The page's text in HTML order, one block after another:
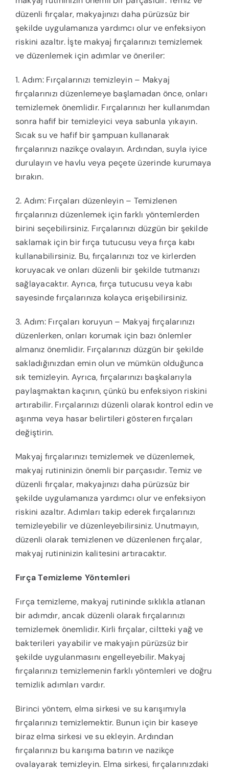
düzenli fırçalar, makyajınızı daha pürüzsüz bir
şekilde uygulamanıza yardımcı olur ve enfeksiyon
riskini azaltır. İşte makyaj fırçalarınızı temizlemek
ve düzenlemek için adımlar ve öneriler:
1. Adım: Fırçalarınızı temizleyin – Makyaj
fırçalarınızı düzenlemeye başlamadan önce, onları
temizlemek önemlidir. Fırçalarınızı her kullanımdan
sonra hafif bir temizleyici veya sabunla yıkayın.
Sıcak su ve hafif bir şampuan kullanarak
fırçalarınızı nazikçe ovalayın. Ardından, suyla iyice
durulayın ve havlu veya peçete üzerinde kurumaya
bırakın.
2. Adım: Fırçaları düzenleyin – Temizlenen
fırçalarınızı düzenlemek için farklı yöntemlerden
birini seçebilirsiniz. Fırçalarınızı düzgün bir şekilde
saklamak için bir fırça tutucusu veya fırça kabı
kullanabilirsiniz. Bu, fırçalarınızı toz ve kirlerden
koruyacak ve onları düzenli bir şekilde tutmanızı
sağlayacaktır. Ayrıca, fırça tutucusu veya kabı
sayesinde fırçalarınıza kolayca erişebilirsiniz.
3. Adım: Fırçaları koruyun – Makyaj fırçalarınızı
düzenlerken, onları korumak için bazı önlemler
almanız önemlidir. Fırçalarınızı düzgün bir şekilde
sakladığınızdan emin olun ve mümkün olduğunca
sık temizleyin. Ayrıca, fırçalarınızı başkalarıyla
paylaşmaktan kaçının, çünkü bu enfeksiyon riskini
artırabilir. Fırçalarınızı düzenli olarak kontrol edin ve
aşınma veya hasar belirtileri gösteren fırçaları
değiştirin.
Makyaj fırçalarınızı temizlemek ve düzenlemek,
makyaj rutininizin önemli bir parçasıdır. Temiz ve
düzenli fırçalar, makyajınızı daha pürüzsüz bir
şekilde uygulamanıza yardımcı olur ve enfeksiyon
riskini azaltır. Adımları takip ederek fırçalarınızı
temizleyebilir ve düzenleyebilirsiniz. Unutmayın,
düzenli olarak temizlenen ve düzenlenen fırçalar,
makyaj rutininizin kalitesini artıracaktır.
Fırça Temizleme Yöntemleri
Fırça temizleme, makyaj rutininde sıklıkla atlanan
bir adımdır, ancak düzenli olarak fırçalarınızı
temizlemek önemlidir. Kirli fırçalar, ciltteki yağ ve
bakterileri yayabilir ve makyajın pürüzsüz bir
şekilde uygulanmasını engelleyebilir. Makyaj
fırçalarınızı temizlemenin farklı yöntemleri ve doğru
temizlik adımları vardır.
Birinci yöntem, elma sirkesi ve su karışımıyla
fırçalarınızı temizlemektir. Bunun için bir kaseye
biraz elma sirkesi ve su ekleyin. Ardından
fırçalarınızı bu karışıma batırın ve nazikçe
ovalayarak temizleyin. Elma sirkesi, fırçalarınızdaki